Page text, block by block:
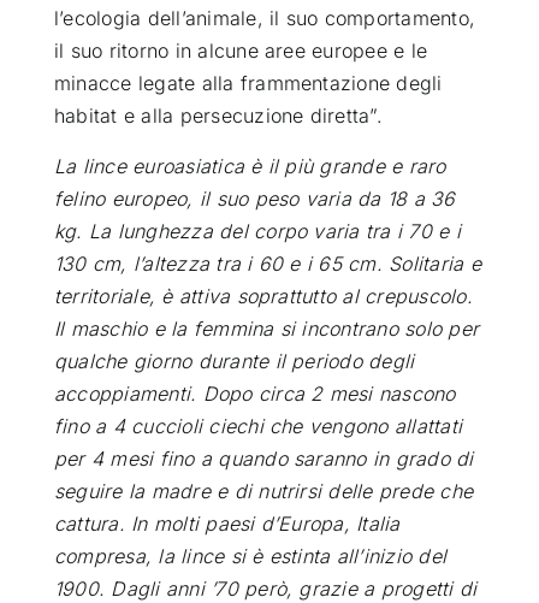
l’ecologia dell’animale, il suo comportamento,
il suo ritorno in alcune aree europee e le
minacce legate alla frammentazione degli
habitat e alla persecuzione diretta”.
La lince euroasiatica è il più grande e raro
felino europeo, il suo peso varia da 18 a 36
kg. La lunghezza del corpo varia tra i 70 e i
130 cm, l’altezza tra i 60 e i 65 cm. Solitaria e
territoriale, è attiva soprattutto al crepuscolo.
Il maschio e la femmina si incontrano solo per
qualche giorno durante il periodo degli
accoppiamenti. Dopo circa 2 mesi nascono
fino a 4 cuccioli ciechi che vengono allattati
per 4 mesi fino a quando saranno in grado di
seguire la madre e di nutrirsi delle prede che
cattura. In molti paesi d’Europa, Italia
compresa, la lince si è estinta all’inizio del
1900. Dagli anni ’70 però, grazie a progetti di